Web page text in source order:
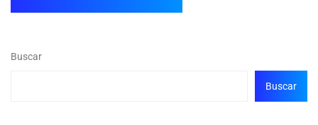
Buscar
Buscar